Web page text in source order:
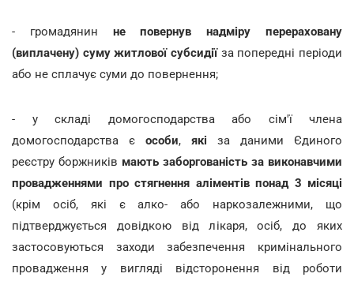
- громадянин не повернув надміру перераховану
(виплачену) суму житлової субсидіїза попередні періоди
або не сплачує суми до повернення;
- у складі домогосподарства або сім'ї члена
домогосподарства є особи, які за даними Єдиного
реєстру боржників мають заборгованість за виконавчими
провадженнями про стягнення аліментів понад 3 місяці
(крім осіб, які є алко- або наркозалежними, що
підтверджується довідкою від лікаря, осіб, до яких
застосовуються заходи забезпечення кримінального
провадження у вигляді відсторонення від роботи